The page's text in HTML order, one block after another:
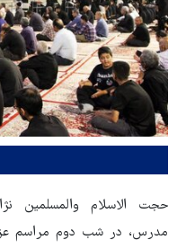
حجت الاسلام والمسلمین